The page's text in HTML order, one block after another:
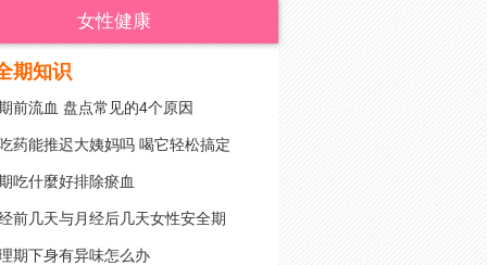
女性健康
期知识
前流血 盘点常见的4个原因
药能推迟大姨妈吗 喝它轻松搞定
吃什麼好排除瘀血
前几天与月经后几天女性安全期
期下身有异味怎么办